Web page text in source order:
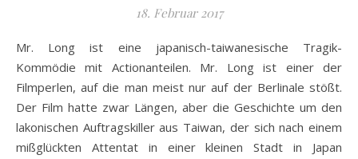
18. Februar 2017
Mr. Long ist eine japanisch-taiwanesische Tragik-
Kommödie mit Actionanteilen. Mr. Long ist einer der
Filmperlen, auf die man meist nur auf der Berlinale stößt.
Der Film hatte zwar Längen, aber die Geschichte um den
lakonischen Auftragskiller aus Taiwan, der sich nach einem
mißglückten Attentat in einer kleinen Stadt in Japan